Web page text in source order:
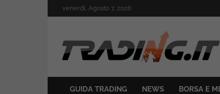
to
venerdì, Agosto 7, 2026
Trading.it
GUIDA TRADING NEWS BORSA E